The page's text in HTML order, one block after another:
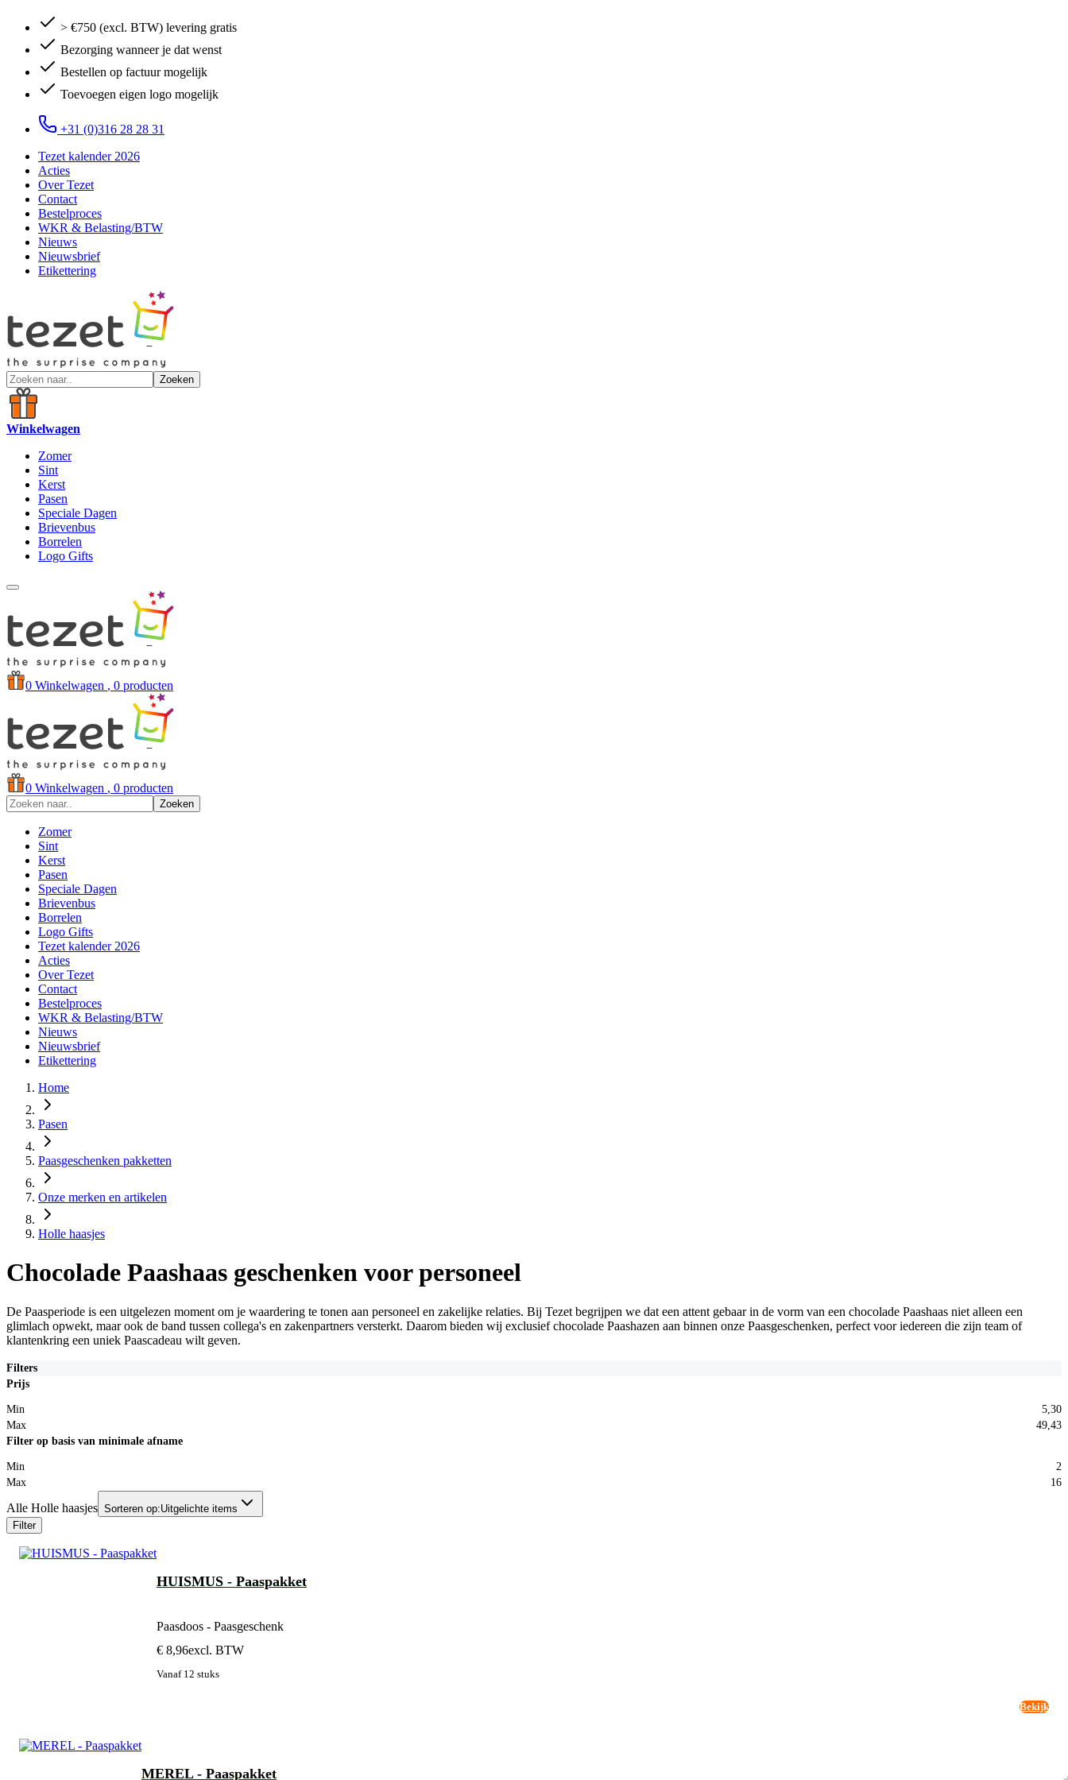
> €750 (excl. BTW) levering gratis
Bezorging wanneer je dat wenst
Bestellen op factuur mogelijk
Toevoegen eigen logo mogelijk
+31 (0)316 28 28 31
Tezet kalender 2026
Acties
Over Tezet
Contact
Bestelproces
WKR & Belasting/BTW
Nieuws
Nieuwsbrief
Etikettering
Zoeken
Winkelwagen
Zomer
Sint
Kerst
Pasen
Speciale Dagen
Brievenbus
Borrelen
Logo Gifts
0 Winkelwagen , 0 producten
0 Winkelwagen , 0 producten
Zoeken
Zomer
Sint
Kerst
Pasen
Speciale Dagen
Brievenbus
Borrelen
Logo Gifts
Tezet kalender 2026
Acties
Over Tezet
Contact
Bestelproces
WKR & Belasting/BTW
Nieuws
Nieuwsbrief
Etikettering
Home
Pasen
Paasgeschenken pakketten
Onze merken en artikelen
Holle haasjes
Chocolade Paashaas geschenken voor personeel
De Paasperiode is een uitgelezen moment om je waardering te tonen aan personeel en zakelijke relaties. Bij Tezet begrijpen we dat een attent gebaar in de vorm van een chocolade Paashaas niet alleen een
glimlach opwekt, maar ook de band tussen collega's en zakenpartners versterkt. Daarom bieden wij exclusief chocolade Paashazen aan binnen onze Paasgeschenken, perfect voor iedereen die zijn team of
klantenkring een uniek Paascadeau wilt geven.
Filters
Prijs
Min
5,30
Max
49,43
Filter op basis van minimale afname
Min
2
Max
16
Alle Holle haasjes Sorteren op:Uitgelichte items
Filter
HUISMUS - Paaspakket
Paasdoos - Paasgeschenk
€ 8,96excl. BTW
Vanaf 12 stuks
Bekijk
MEREL - Paaspakket